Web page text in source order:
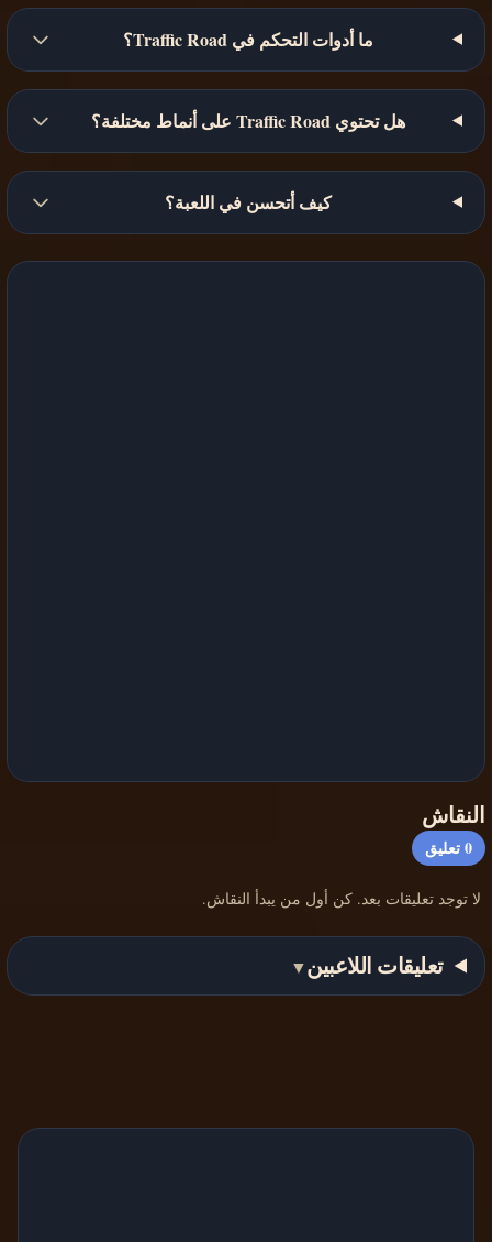
ما أدوات التحكم في Traffic Road؟
هل تحتوي Traffic Road على أنماط مختلفة؟
كيف أتحسن في اللعبة؟
النقاش
0تعليق
لا توجد تعليقات بعد. كن أول من يبدأ النقاش.
تعليقات اللاعبين▼